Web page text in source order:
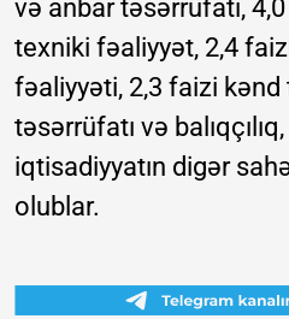
və anbar təsərrüfatı,
texniki fəaliyyət, 2,4
fəaliyyəti, 2,3 faizi kənd
təsərrüfatı və
iqtisadiyyatın digər
olublar.